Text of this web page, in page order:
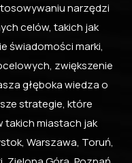
narzędzi
celów, takich jak
świadomości marki,
zwiększenie
głęboka wiedza o
strategie, które
takich miastach jak
Warszawa, Toruń,